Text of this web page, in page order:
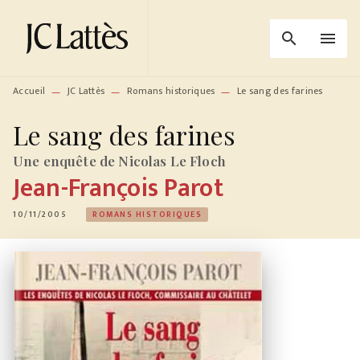
MENU RECHERCHE
PIED DE PAGE
search menu
Accueil — JC Lattès — Romans historiques — Le sang des farines
Le sang des farines
Une enquête de Nicolas Le Floch
Jean-François Parot
10/11/2005 ROMANS HISTORIQUES